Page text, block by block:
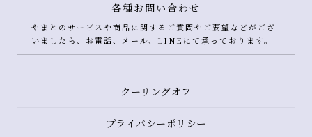
各種お問い合わせ
やまとのサービスや商品に関するご質問やご要望などがござ
いましたら、お電話、メール、LINEにて承っております。
クーリングオフ
プライバシーポリシー